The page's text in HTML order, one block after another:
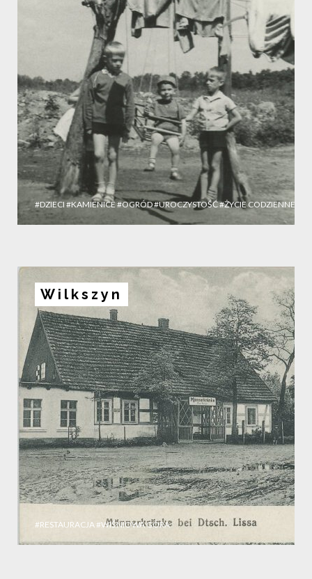
#DZIECI #KAMIENICE#OGRÓD#UROCZYSTOŚĆ#ŻYCIE CODZIENNE
Wilkszyn
#RESTAURACJA#WIŚNIOWA GÓRA